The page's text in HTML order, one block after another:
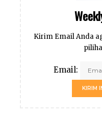
Kirim Email Anda
Email:
KIRIM